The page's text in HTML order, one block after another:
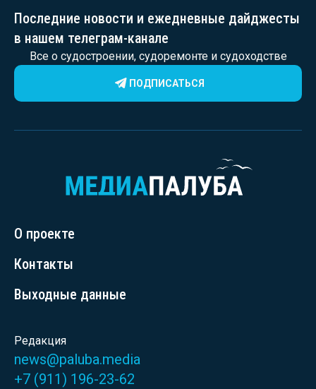
Последние новости и ежедневные дайджесты
в нашем телеграм-канале
Все о судостроении, судоремонте и судоходстве
ПОДПИСАТЬСЯ
О проекте
Контакты
Выходные данные
Редакция
news@paluba.media
+7 (911) 196-23-62